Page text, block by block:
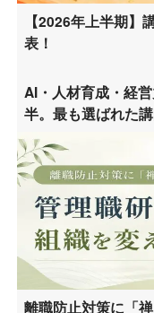
【2026年上半期
表！
AI・人材育成・経
半。最も選ばれた
離職防止対策に「